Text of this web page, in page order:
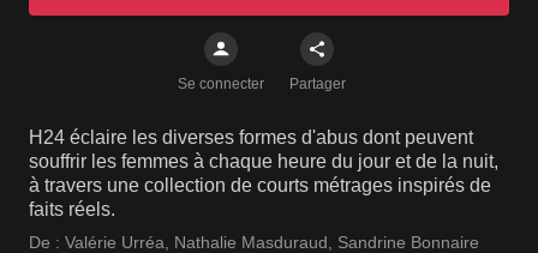
Se connecter Partager
H24 éclaire les diverses formes d'abus dont peuvent
souffrir les femmes à chaque heure du jour et de la nuit,
à travers une collection de courts métrages inspirés de
faits réels.
De : Valérie Urréa Nathalie Masduraud
Sandrine Bonnaire